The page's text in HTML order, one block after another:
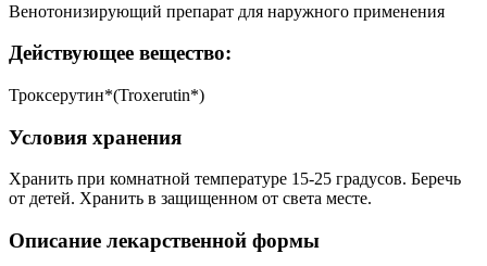
Венотонизирующий препарат для наружного применения
Действующее вещество:
Троксерутин*(Troxerutin*)
Условия хранения
Хранить при комнатной температуре 15-25 градусов. Беречь
от детей. Хранить в защищенном от света месте.
Описание лекарственной формы